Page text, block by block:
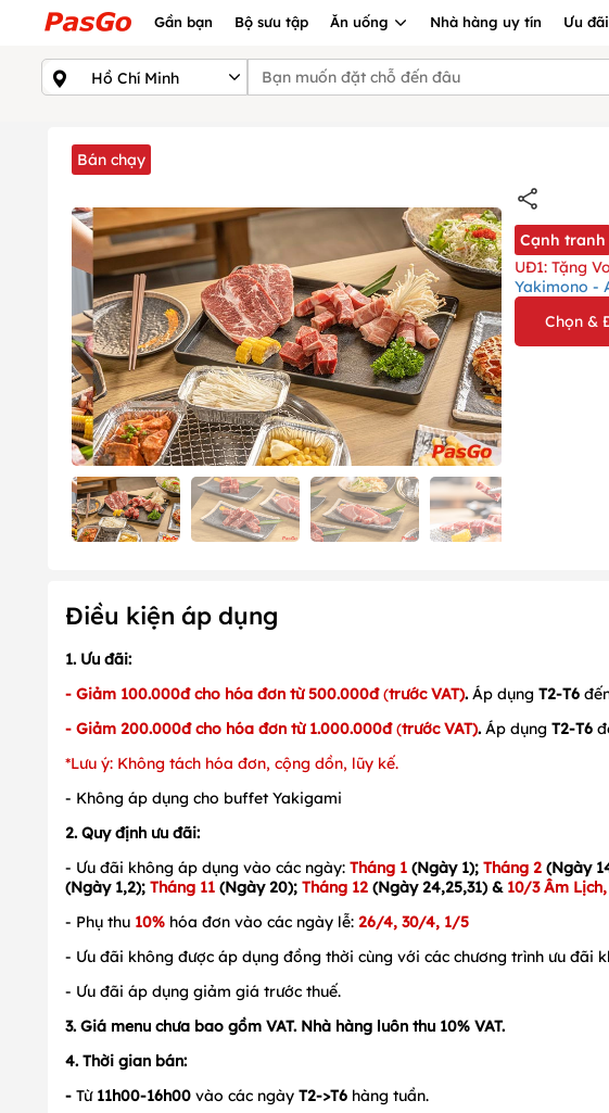
Gần bạn Bộ sưu tập Ăn uống Nhà hàng uy tín Ưu
Bán chạy
Cạnh tranh
UĐ1: Tặng
Yakimono -
Chọn &
Điều kiện áp dụng
1. Ưu đãi:
- Giảm 100.000đ cho hóa đơn từ 500.000đ(trước VAT). Áp dụng T2-T6
- Giảm 200.000đ cho hóa đơn từ 1.000.000đ(trước VAT). Áp dụng T2-T6
*Lưu ý: Không tách hóa đơn, cộng dồn, lũy kế.
- Không áp dụng cho buffet Yakigami
2. Quy định ưu đãi:
- Ưu đãi không áp dụng vào các ngày: Tháng 1 (Ngày 1); Tháng 2 (Ngày
(Ngày 1,2); Tháng 11 (Ngày 20); Tháng 12 (Ngày 24,25,31) & 10/3 Âm Lịch
- Phụ thu 10% hóa đơn vào các ngày lễ: 26/4, 30/4, 1/5
- Ưu đãi không được áp dụng đồng thời cùng với các chương trình ưu đãi
- Ưu đãi áp dụng giảm giá trước thuế.
3. Giá menu chưa bao gồm VAT. Nhà hàng luôn thu 10% VAT.
4. Thời gian bán:
- Từ 11h00-16h00 vào các ngày T2->T6 hàng tuần.